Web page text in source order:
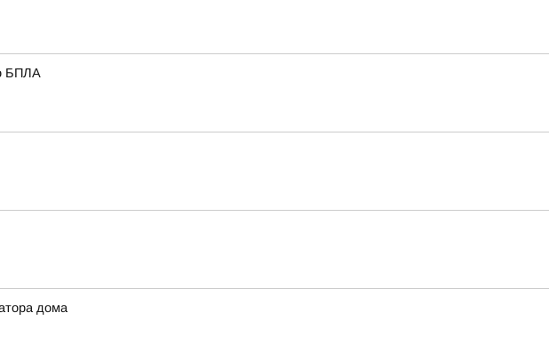
БПЛА
дома